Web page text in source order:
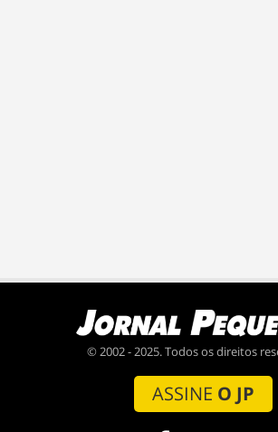
© 2002 - 2025. Todos os direitos
ASSINE O JP